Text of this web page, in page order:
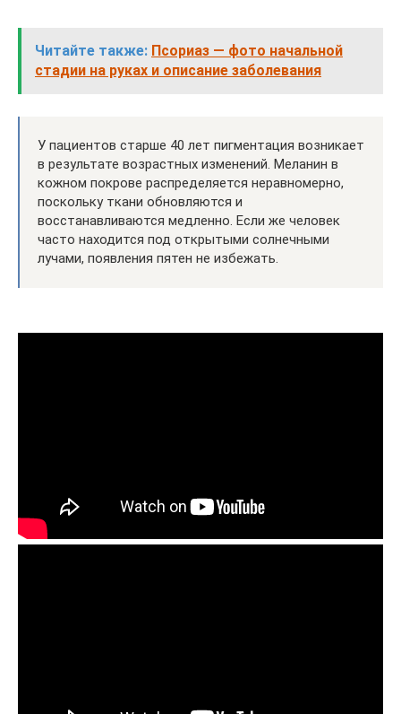
Читайте также: Псориаз — фото начальной
стадии на руках и описание заболевания
У пациентов старше 40 лет пигментация возникает
в результате возрастных изменений. Меланин в
кожном покрове распределяется неравномерно,
поскольку ткани обновляются и
восстанавливаются медленно. Если же человек
часто находится под открытыми солнечными
лучами, появления пятен не избежать.